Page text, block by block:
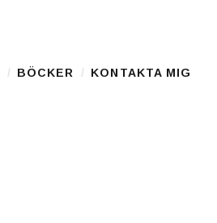
BÖCKER KONTAKTA MIG